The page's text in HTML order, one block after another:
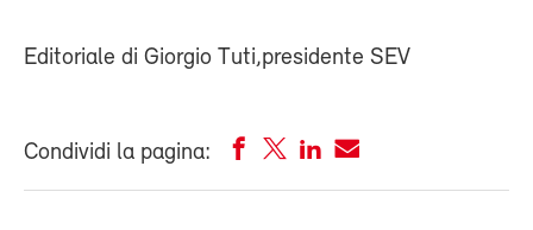
Editoriale di Giorgio Tuti,presidente SEV
Condividi la pagina: